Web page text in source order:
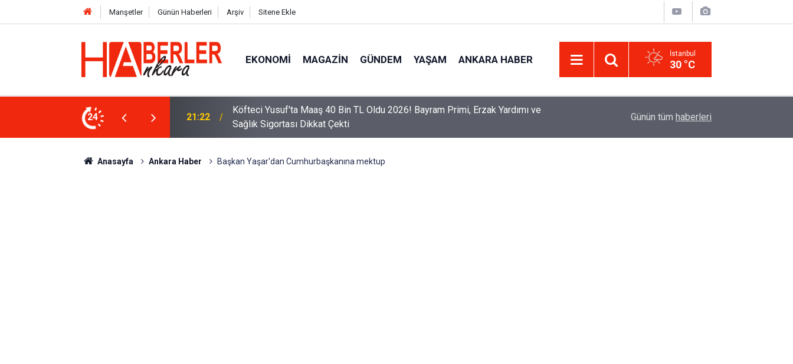
Manşetler Günün Haberleri Arşiv Sitene Ekle
EKONOMI MAGAZIN GÜNDEM YAŞAM ANKARA HABER İstanbul
30 °C
24
2026! Bayram Primi, Erzak Yardımı ve
12:33 Sürücüler Dikkat! Yeni Dönemde 3 İhlal Ehliyet İptaline Neden Olacak
Uzadı, Ödeme Kuralları Değişti
Günün tüm haberleri
Anasayfa Ankara Haber Başkan Yaşar'dan Cumhurbaşkanına mektup